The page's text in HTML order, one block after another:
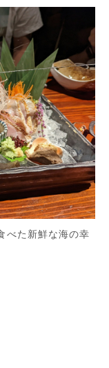
べた新鮮な海の幸